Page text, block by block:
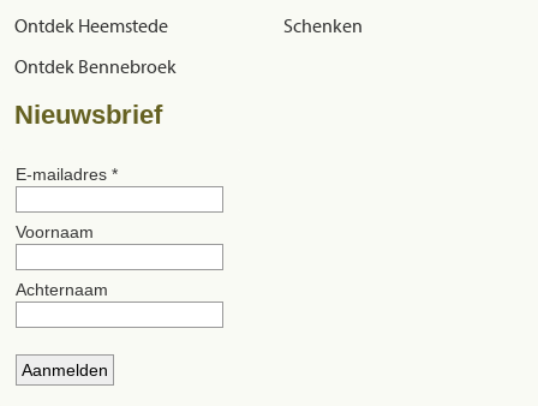
Ontdek Heemstede
Ontdek Bennebroek
Schenken
Nieuwsbrief